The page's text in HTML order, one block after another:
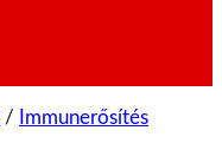
/ Immunerősítés